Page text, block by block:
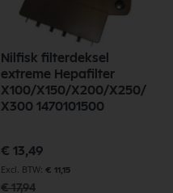
Nilfisk filterdeksel
extreme Hepafilter
X100/X150/X200/X250/
X300 1470101500
Speciale
prijs
€ 13,49
€ 11,15
€ 17,94